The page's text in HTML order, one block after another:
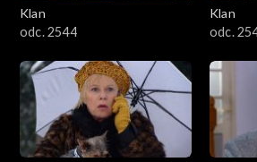
Klan
odc. 2544
Klan
odc.